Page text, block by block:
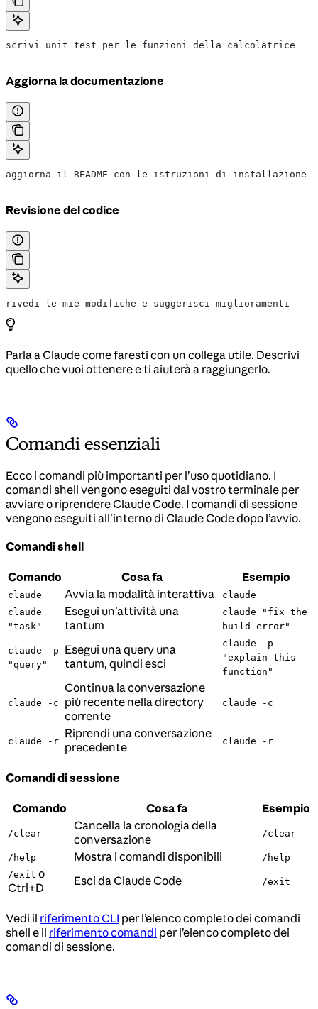
scrivi unit test per le funzioni della calcolatrice
Aggiorna la documentazione
aggiorna il README con le istruzioni di installazione
Revisione del codice
rivedi le mie modifiche e suggerisci miglioramenti
Parla a Claude come faresti con un collega utile. Descrivi
quello che vuoi ottenere e ti aiuterà a raggiungerlo.
Comandi essenziali
Ecco i comandi più importanti per l’uso quotidiano. I
comandi shell vengono eseguiti dal vostro terminale per
avviare o riprendere Claude Code. I comandi di sessione
vengono eseguiti all’interno di Claude Code dopo l’avvio.
Comandi shell
Comando Cosa fa Esempio
claude Avvia la modalità interattiva
claude
claude
"task"
Esegui un’attività una
tantum
claude "fix the
build error"
claude -p
"query"
Esegui una query una
tantum, quindi esci
claude -p
"explain this
function"
claude -c
Continua la conversazione
più recente nella directory
corrente
claude -c
claude -r
Riprendi una conversazione
precedente
claude -r
Comandi di sessione
Comando Cosa fa Esempio
/clear
Cancella la cronologia della
conversazione
/clear
/help Mostra i comandi disponibili
/help
/exit o
Ctrl+D
Esci da Claude Code /exit
Vedi il riferimento CLI per l’elenco completo dei comandi
shell e il riferimento comandi per l’elenco completo dei
comandi di sessione.